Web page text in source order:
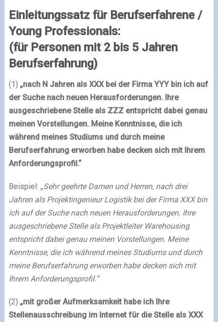
Einleitungssatz für Berufserfahrene /
Young Professionals:
(für Personen mit 2 bis 5 Jahren
Berufserfahrung)
(1) „nach N Jahren als XXX bei der Firma YYY bin ich auf
der Suche nach neuen Herausforderungen. Ihre
ausgeschriebene Stelle als ZZZ entspricht dabei genau
meinen Vorstellungen. Meine Kenntnisse, die ich
während meines Studiums und durch meine
Berufserfahrung erworben habe decken sich mit Ihrem
Anforderungsprofil.“
Beispiel : „Sehr geehrte Damen und Herren,nach drei
Jahren als Projektingenieur Logistik bei der Firma XXX bin
ich auf der Suche nach neuen Herausforderungen. Ihre
ausgeschriebene Stelle als Projektleiter Warehousing
entspricht dabei genau meinen Vorstellungen. Meine
Kenntnisse, die ich während meines Studiums und durch
meine Berufserfahrung erworben habe decken sich mit
Ihrem Anforderungsprofil.”
(2) „mit großer Aufmerksamkeit habe ich Ihre
Stellenausschreibung im Internet für die Stelle als XXX